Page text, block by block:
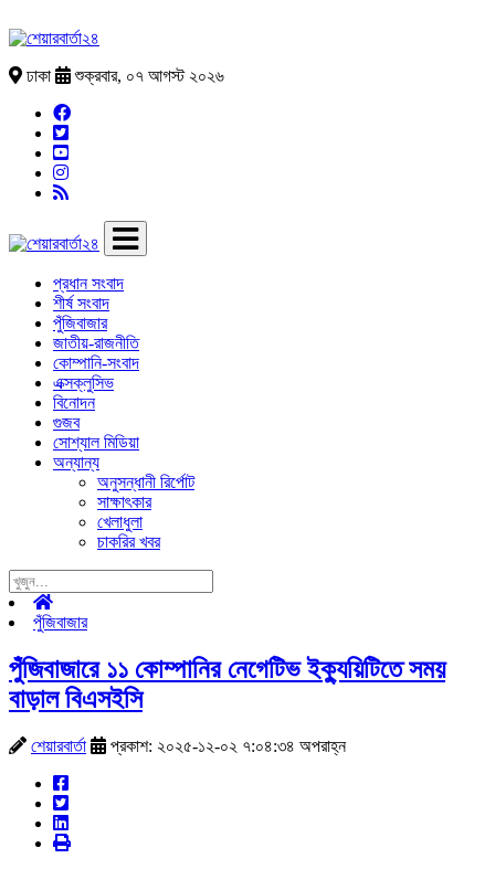
ঢাকা শুক্রবার, ০৭ আগস্ট ২০২৬
প্রধান সংবাদ
শীর্ষ সংবাদ
পুঁজিবাজার
জাতীয়-রাজনীতি
কোম্পানি-সংবাদ
এক্সক্লুসিভ
বিনোদন
গুজব
সোশ্যাল মিডিয়া
অন্যান্য
অনুসন্ধানী রির্পোট
সাক্ষাৎকার
খেলাধুলা
চাকরির খবর
পুঁজিবাজার
পুঁজিবাজারে ১১ কোম্পানির নেগেটিভ ইক্যুয়িটিতে সময়
বাড়াল বিএসইসি
শেয়ারবার্তা প্রকাশ: ২০২৫-১২-০২ ৭:০৪:৩৪ অপরাহ্ন